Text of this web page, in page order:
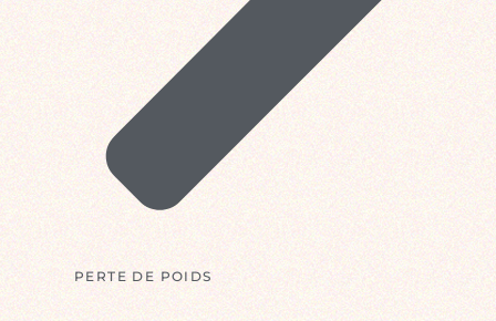
PERTE DE POIDS